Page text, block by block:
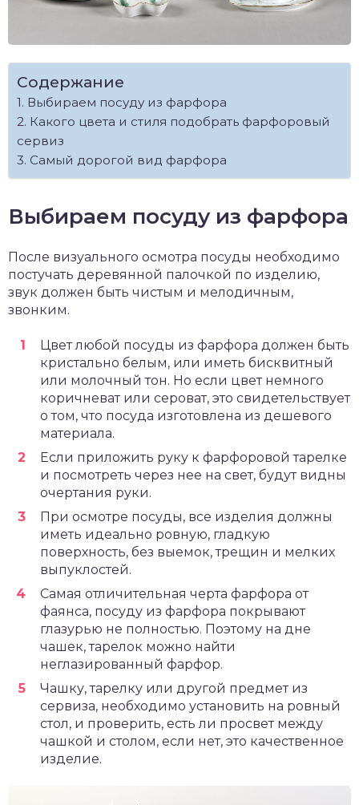
Содержание
Выбираем посуду из фарфора
Какого цвета и стиля подобрать фарфоровый
сервиз
Самый дорогой вид фарфора
Выбираем посуду из фарфора
После визуального осмотра посуды необходимо
постучать деревянной палочкой по изделию,
звук должен быть чистым и мелодичным,
звонким.
Цвет любой посуды из фарфора должен быть
кристально белым, или иметь бисквитный
или молочный тон. Но если цвет немного
коричневат или сероват, это свидетельствует
о том, что посуда изготовлена из дешевого
материала.
Если приложить руку к фарфоровой тарелке
и посмотреть через нее на свет, будут видны
очертания руки.
При осмотре посуды, все изделия должны
иметь идеально ровную, гладкую
поверхность, без выемок, трещин и мелких
выпуклостей.
Самая отличительная черта фарфора от
фаянса, посуду из фарфора покрывают
глазурью не полностью. Поэтому на дне
чашек, тарелок можно найти
неглазированный фарфор.
Чашку, тарелку или другой предмет из
сервиза, необходимо установить на ровный
стол, и проверить, есть ли просвет между
чашкой и столом, если нет, это качественное
изделие.